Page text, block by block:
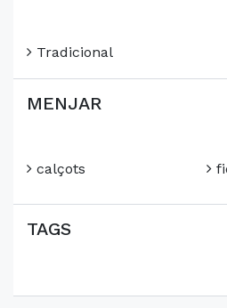
Tradicional
MENJAR
calçots
TAGS